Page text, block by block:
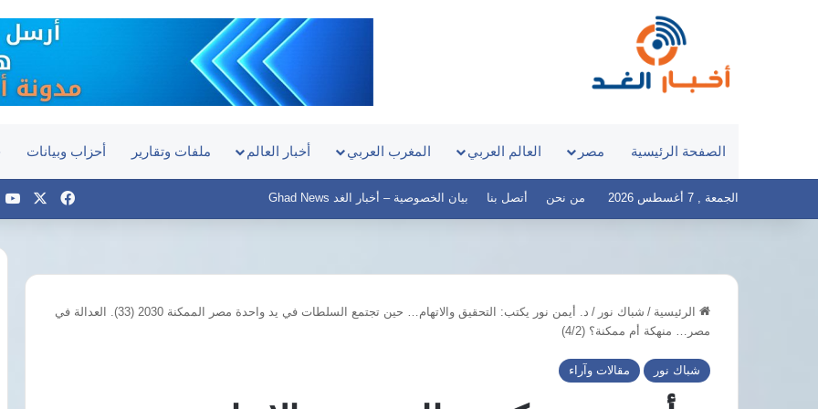
الصفحة الرئيسية مصر العالم العربي المغرب العربي أخبار العالم ملفات وتقارير أحزاب وبيانات
الجمعة , 7 أغسطس 2026 من نحن أتصل بنا بيان الخصوصية – أخبار الغد Ghad News فيسبوك
الرئيسية / شباك نور /
د. أيمن نور يكتب: التحقيق والاتهام… حين تجتمع السلطات في يد واحدة مصر الممكنة 2030 (33). العدالة في
مصر… منهكة أم ممكنة؟ (4/2)
شباك نور مقالات وآراء
تدعو